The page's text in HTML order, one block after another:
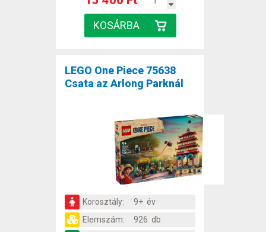
LEGO One Piece 75638
Csata az Arlong Parknál
Korosztály:
9+ év
Elemszám:
926 db